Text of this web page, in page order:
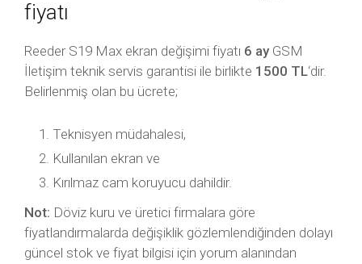
fiyatı
Reeder S19 Max ekran değişimi fiyatı 6 ayGSM
İletişim teknik servis garantisi ile birlikte 1500 TL‘dir.
Belirlenmiş olan bu ücrete;
Teknisyen müdahalesi,
Kullanılan ekran ve
Kırılmaz cam koruyucu dahildir.
Not: Döviz kuru ve üretici firmalara göre
fiyatlandırmalarda değişiklik gözlemlendiğinden dolayı
güncel stok ve fiyat bilgisi için yorum alanından